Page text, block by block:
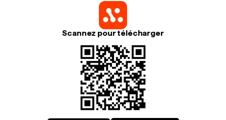
Scannez pour télécharger